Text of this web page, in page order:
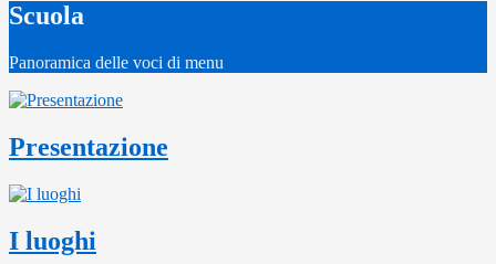
Scuola
Panoramica delle voci di menu
Presentazione
I luoghi